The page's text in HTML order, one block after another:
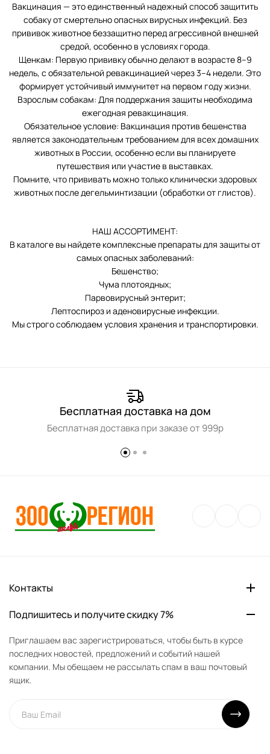
Вакцинация — это единственный надежный способ защитить
собаку от смертельно опасных вирусных инфекций. Без
прививок животное беззащитно перед агрессивной внешней
средой, особенно в условиях города.
Щенкам: Первую прививку обычно делают в возрасте 8–9
недель, с обязательной ревакцинацией через 3–4 недели. Это
формирует устойчивый иммунитет на первом году жизни.
Взрослым собакам: Для поддержания защиты необходима
ежегодная ревакцинация.
Обязательное условие: Вакцинация против бешенства
является законодательным требованием для всех домашних
животных в России, особенно если вы планируете
путешествия или участие в выставках.
Помните, что прививать можно только клинически здоровых
животных после дегельминтизации (обработки от глистов).
НАШ АССОРТИМЕНТ:
В каталоге вы найдете комплексные препараты для защиты от
самых опасных заболеваний:
Бешенство;
Чума плотоядных;
Парвовирусный энтерит;
Лептоспироз и аденовирусные инфекции.
Мы строго соблюдаем условия хранения и транспортировки.
Бесплатная доставка на дом
Бесплатная доставка при заказе от 999р
Контакты
Подпишитесь и получите скидку 7%
Приглашаем вас зарегистрироваться, чтобы быть в курсе
последних новостей, предложений и событий нашей
компании. Мы обещаем не рассылать спам в ваш почтовый
ящик.